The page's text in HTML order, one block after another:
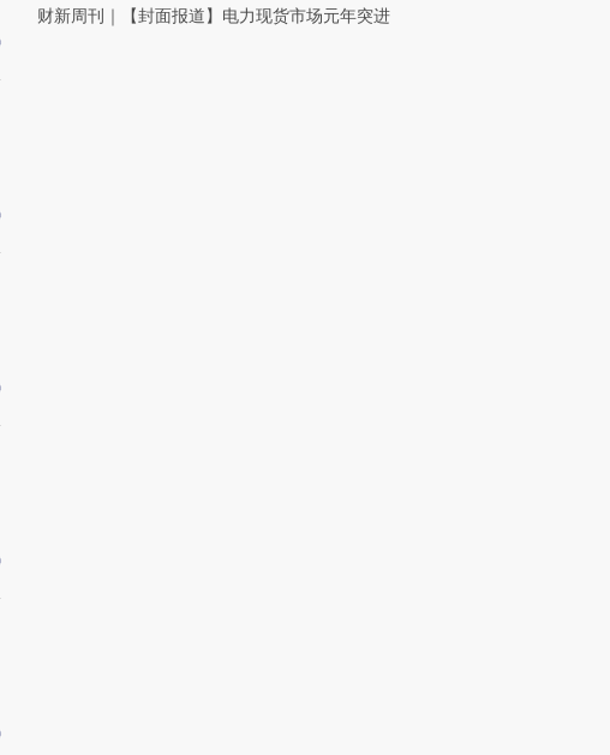
财新周刊 【封面报道】电力现货市场元年突进